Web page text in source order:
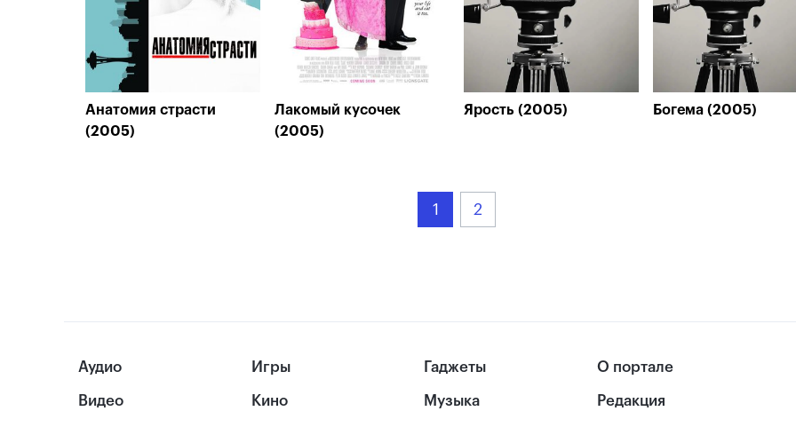
Анатомия страсти
(2005)
Лакомый кусочек
(2005)
Ярость (2005) Богема (2005)
1 2
Аудио
Видео
Игры
Кино
Гаджеты
Музыка
О портале
Редакция